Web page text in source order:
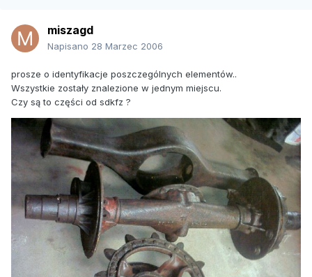
miszagd
Napisano 28 Marzec 2006
prosze o identyfikacje poszczególnych elementów..
Wszystkie zostały znalezione w jednym miejscu.
Czy są to części od sdkfz ?